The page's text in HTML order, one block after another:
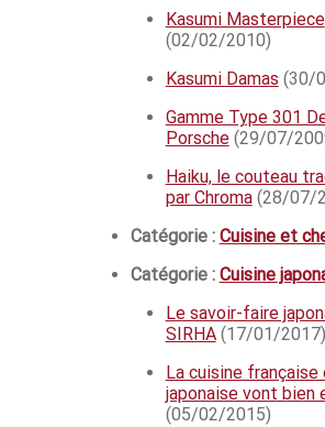
Kasumi Masterpiece
(02/02/2010)
Kasumi Damas (30/
Gamme Type 301
Porsche(29/07/
Haiku, le couteau
par Chroma(28/07/
Catégorie : Cuisine et
Catégorie : Cuisine
Le savoir-faire
SIRHA(17/01/2017)
La cuisine française
japonaise vont bien
(05/02/2015)